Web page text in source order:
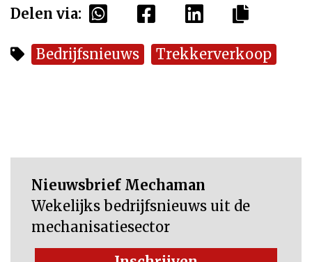
Delen via:
Bedrijfsnieuws Trekkerverkoop
Nieuwsbrief Mechaman
Wekelijks bedrijfsnieuws uit de
mechanisatiesector